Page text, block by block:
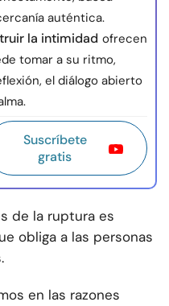
auténtica.
la intimidad ofrecen
tomar a su ritmo,
el diálogo abierto
Suscríbete
gratis
de la ruptura es
obliga a las personas
en las razones